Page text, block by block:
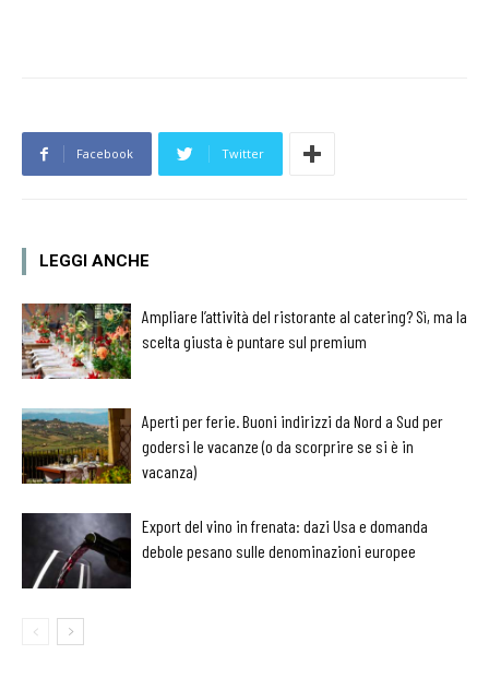
Facebook Twitter
LEGGI ANCHE
Ampliare l’attività del ristorante al catering? Sì, ma la
scelta giusta è puntare sul premium
Aperti per ferie. Buoni indirizzi da Nord a Sud per
godersi le vacanze (o da scorprire se si è in
vacanza)
Export del vino in frenata: dazi Usa e domanda
debole pesano sulle denominazioni europee